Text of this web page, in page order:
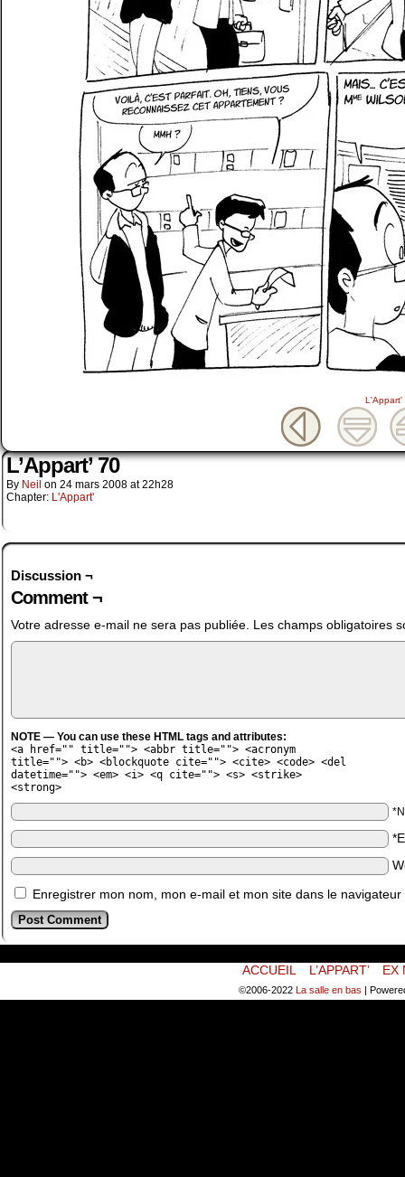
L'Appart'
L’Appart’ 70
By Neil on 24 mars 2008 at22h28
Chapter: L'Appart'
Discussion ¬
Comment ¬
Votre adresse e-mail ne sera pas publiée. Les champs obligatoires
NOTE — You can use these HTML tags and attributes:
<a href="" title=""> <abbr title=""> <acronym
title=""> <b> <blockquote cite=""> <cite> <code> <del
datetime=""> <em> <i> <q cite=""> <s> <strike>
<strong>
Enregistrer mon nom, mon e-mail et mon site dans le
ACCUEIL L’APPART’ EX
©2006-2022 La salle en bas |